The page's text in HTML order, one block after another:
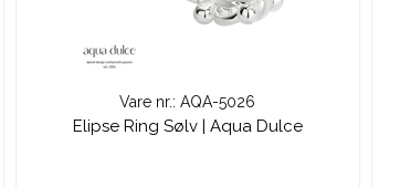
Vare nr.: AQA-5026
Elipse Ring Sølv | Aqua Dulce